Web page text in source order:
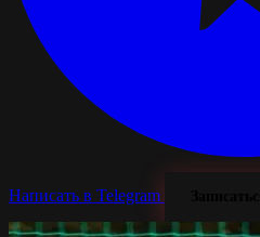
Написать в Telegram